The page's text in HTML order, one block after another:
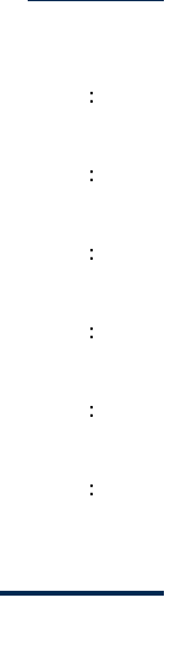
:
:
:
:
:
: